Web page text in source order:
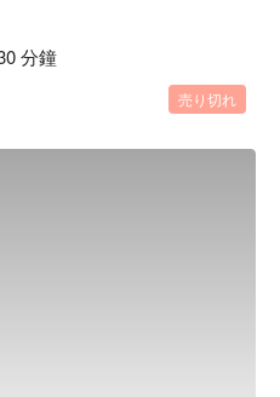
分鐘
売り切れ